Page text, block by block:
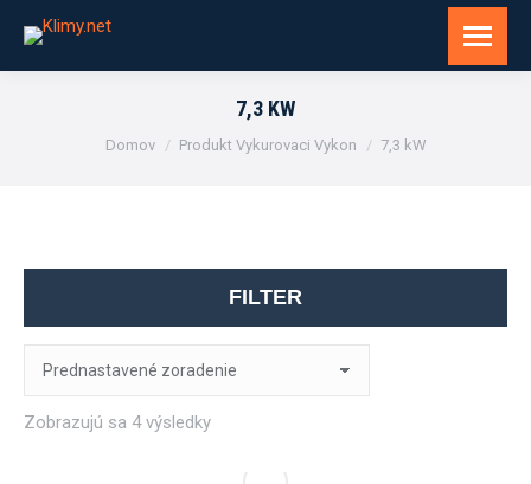
7,3 KW
You are here:
Domov Produkt Vykurovaci Vykon 7,3 kW
Zobrazujú sa 4 výsledky
FILTER